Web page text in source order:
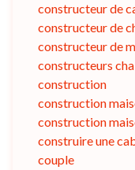
constructeur de
constructeur de
constructeur de
constructeurs
construction
construction
construction
construire une
couple